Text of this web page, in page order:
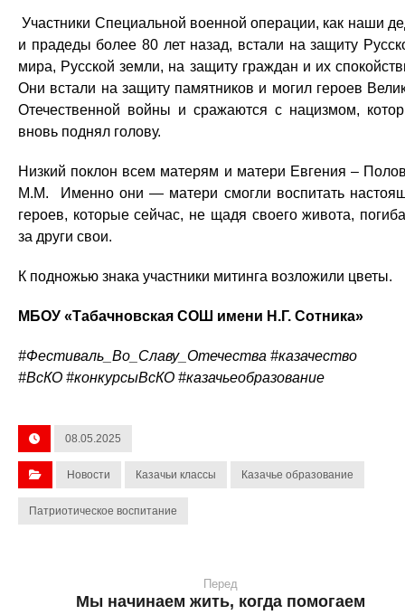
Участники Специальной военной операции, как наши
и прадеды более 80 лет назад, встали на защиту
мира, Русской земли, на защиту граждан и их
Они встали на защиту памятников и могил героев
Отечественной войны и сражаются с нацизмом,
вновь поднял голову.
Низкий поклон всем матерям и матери Евгения –
М.М. Именно они — матери смогли воспитать
героев, которые сейчас, не щадя своего живота,
за други свои.
К подножью знака участники митинга возложили цветы.
МБОУ «Табачновская СОШ имени Н.Г. Сотника»
#Фестиваль_Во_Славу_Отечества #казачество
#ВсКО #конкурсыВсКО #казачьеобразование
08.05.2025
Новости Казачьи классы Казачье образование
Патриотическое воспитание
Перед
Мы начинаем жить, когда помогаем